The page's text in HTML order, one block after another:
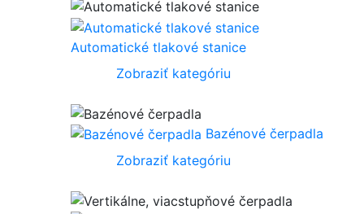
Automatické tlakové stanice
Zobraziť kategóriu
Bazénové čerpadla
Zobraziť kategóriu